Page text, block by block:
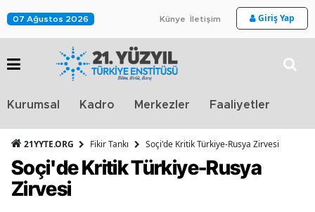
07 Ağustos 2026 Künye İletişim Giriş Yap
Kurumsal Kadro Merkezler Faaliyetler
21YYTE.ORG Fikir Tankı Soçi'de Kritik Türkiye-Rusya Zirvesi
Soçi'de Kritik Türkiye-Rusya
Zirvesi